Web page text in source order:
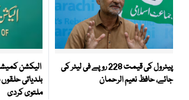
پیٹرول کی قیمت 228 روپے فی لیٹر کی
جائے، حافظ نعیم الرحمان
ملتوی کردی